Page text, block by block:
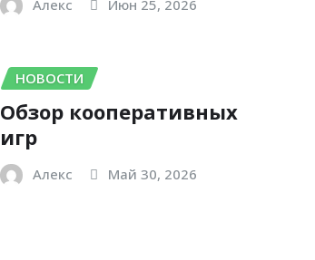
Алекс Июн 25, 2026
НОВОСТИ
Обзор кооперативных
игр
Алекс Май 30, 2026